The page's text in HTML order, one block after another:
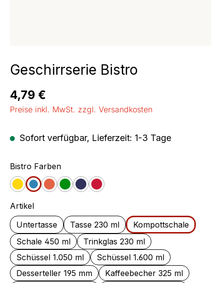
Geschirrserie Bistro
Regulärer Preis:
4,79 €
Preise inkl. MwSt. zzgl. Versandkosten
Sofort verfügbar, Lieferzeit: 1-3 Tage
Bistro Farbenauswählen
GelbBlauOrange
GrünJeansCherry
Artikelauswählen
Untertasse
Tasse 230 ml
Kompottschale
Schale 450 ml
Trinkglas 230 ml
Schüssel 1.050 ml
Schüssel 1.600 ml
Desserteller 195 mm
Kaffeebecher 325 ml